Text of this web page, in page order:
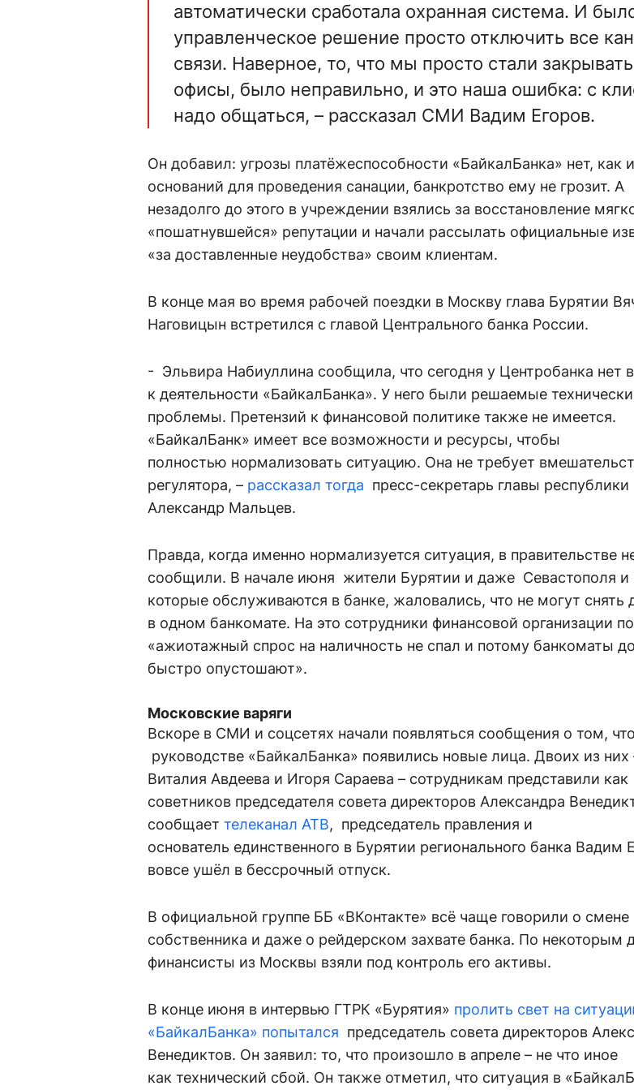
автоматически сработала охранная система. И
управленческое решение просто отключить все
связи. Наверное, то, что мы просто стали закрывать
офисы, было неправильно, и это наша ошибка: с
надо общаться, – рассказал СМИ Вадим Егоров.
Он добавил: угрозы платёжеспособности «БайкалБанка» нет, как и
оснований для проведения санации, банкротство ему не грозит. А
незадолго до этого в учреждении взялись за восстановление
«пошатнувшейся» репутации и начали рассылать официальные
«за доставленные неудобства» своим клиентам.
В конце мая во время рабочей поездки в Москву глава Бурятии
Наговицын встретился с главой Центрального банка России.
- Эльвира Набиуллина сообщила, что сегодня у Центробанка нет
к деятельности «БайкалБанка». У него были решаемые
проблемы. Претензий к финансовой политике также не имеется.
«БайкалБанк» имеет все возможности и ресурсы, чтобы
полностью нормализовать ситуацию. Она не требует
регулятора, – рассказал тогда пресс-секретарь главы республики
Александр Мальцев.
Правда, когда именно нормализуется ситуация, в правительстве
сообщили. В начале июня жители Бурятии и даже Севастополя
которые обслуживаются в банке, жаловались, что не могут снять
в одном банкомате. На это сотрудники финансовой организации
«ажиотажный спрос на наличность не спал и потому банкоматы
быстро опустошают».
Московские варяги
Вскоре в СМИ и соцсетях начали появляться сообщения о том,
руководстве «БайкалБанка» появились новые лица. Двоих из них
Виталия Авдеева и Игоря Сараева – сотрудникам представили как
советников председателя совета директоров Александра
сообщает телеканал АТВ, председатель правления и
основатель единственного в Бурятии регионального банка Вадим
вовсе ушёл в бессрочный отпуск.
В официальной группе ББ «ВКонтакте» всё чаще говорили о смене
собственника и даже о рейдерском захвате банка. По некоторым
финансисты из Москвы взяли под контроль его активы.
В конце июня в интервью ГТРК «Бурятия» пролить свет на
«БайкалБанка» попытался председатель совета директоров
Венедиктов. Он заявил: то, что произошло в апреле – не что иное
как технический сбой. Он также отметил, что ситуация в